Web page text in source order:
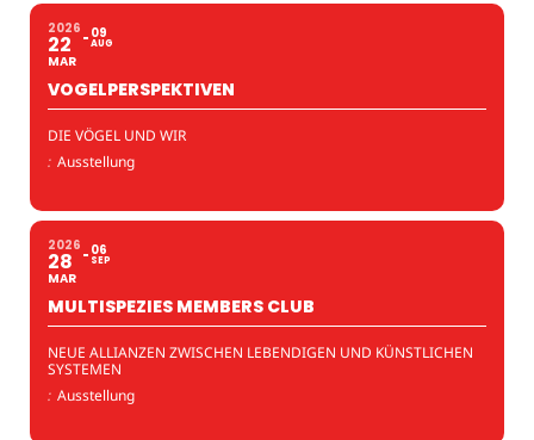
2026
22
MAR
09
AUG
VOGELPERSPEKTIVEN
DIE VÖGEL UND WIR
: Ausstellung
2026
28
MAR
06
SEP
MULTISPEZIES MEMBERS CLUB
NEUE ALLIANZEN ZWISCHEN LEBENDIGEN UND KÜNSTLICHEN
SYSTEMEN
: Ausstellung